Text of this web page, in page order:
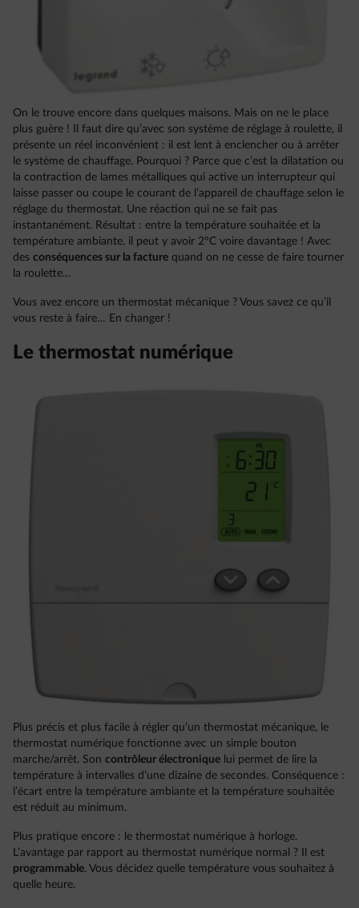
On le trouve encore dans quelques maisons. Mais on ne le place
plus guère ! Il faut dire qu’avec son système de réglage à roulette, il
présente un réel inconvénient : il est lent à enclencher ou à arrêter
le système de chauffage. Pourquoi ? Parce que c’est la dilatation ou
la contraction de lames métalliques qui active un interrupteur qui
laisse passer ou coupe le courant de l’appareil de chauffage selon le
réglage du thermostat. Une réaction qui ne se fait pas
instantanément. Résultat : entre la température souhaitée et la
température ambiante, il peut y avoir 2°C voire davantage ! Avec
des conséquences sur la facture quand on ne cesse de faire tourner
la roulette…
Vous avez encore un thermostat mécanique ? Vous savez ce qu’il
vous reste à faire… En changer !
Le thermostat numérique
Plus précis et plus facile à régler qu’un thermostat mécanique, le
thermostat numérique fonctionne avec un simple bouton
marche/arrêt. Son contrôleur électronique lui permet de lire la
température à intervalles d’une dizaine de secondes. Conséquence :
l’écart entre la température ambiante et la température souhaitée
est réduit au minimum.
Plus pratique encore : le thermostat numérique à horloge.
L’avantage par rapport au thermostat numérique normal ? Il est
programmable. Vous décidez quelle température vous souhaitez à
quelle heure.